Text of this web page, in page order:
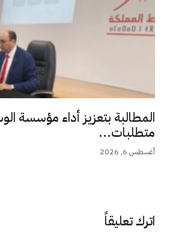
المطالبة بتعزيز أداء مؤسسة
متطلبات...
أغسطس 6, 2026
اترك تعليقاً